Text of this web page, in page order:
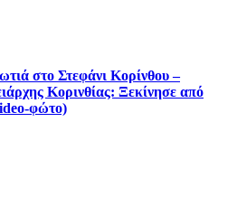
στο Στεφάνι Κορίνθου –
Κορινθίας: Ξεκίνησε από
φώτο)